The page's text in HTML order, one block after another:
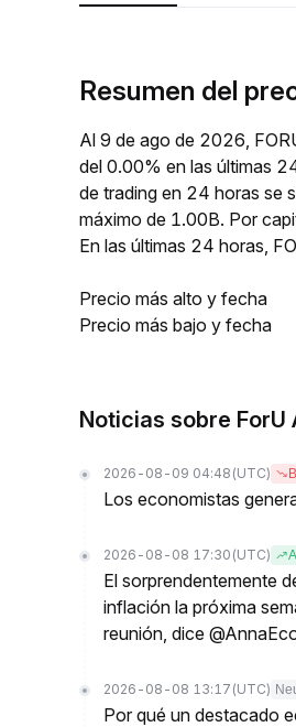
Resumen del
Al 9 de ago de 2026,
del 0.00% en las últimas
de trading en 24 horas se
máximo de 1.00B. Por
En las últimas 24 horas,
Precio más alto y fecha
Precio más bajo y fecha
Noticias sobre ForU
2026-08-09 04:48 (UTC)
Los economistas
2026-08-08 17:30 (UTC)
El sorprendentemente
inflación la próxima
reunión, dice
2026-08-08 13:17 (UTC)
Por qué un destacado